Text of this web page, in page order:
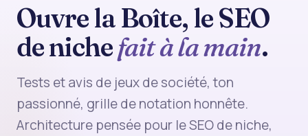
Ouvre la Boîte, le SEO
de nichefait à la main.
Tests et avis de jeux de société, ton
passionné, grille de notation honnête.
Architecture pensée pour le SEO de niche,